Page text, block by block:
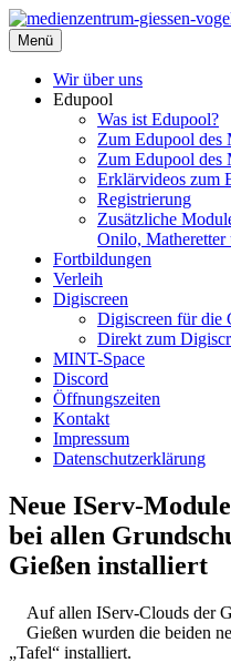
Zum
Inhalt
springen
medienzentrum-giessen-
Regionales Medienzentrum
Menü
Wir über uns
Edupool
Was ist Edupool?
Zum Edupool des
Zum Edupool des
Erklärvideos zum
Registrierung
Zusätzliche
Onilo,
Fortbildungen
Verleih
Digiscreen
Digiscreen für die
Direkt zum
MINT-Space
Discord
Öffnungszeiten
Kontakt
Impressum
Datenschutzerklärung
Neue IServ-
bei allen
Gießen installiert
Auf allen IServ-Clouds der
Gießen wurden die beiden
„Tafel“ installiert.